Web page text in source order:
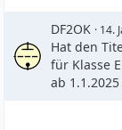
DF2OK 14.
Hat den
für Klasse
ab